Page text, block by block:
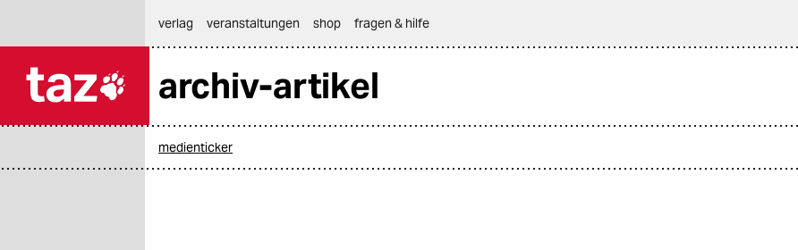
themen
verlag
veranstaltungen shop fragen & hilfe
archiv-artikel
medienticker